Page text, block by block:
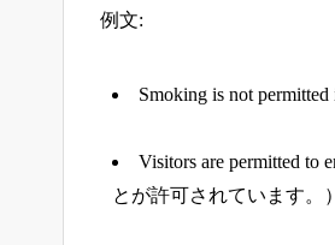
例文:
Smoking is not
Visitors are permitted
とが許可されています。）